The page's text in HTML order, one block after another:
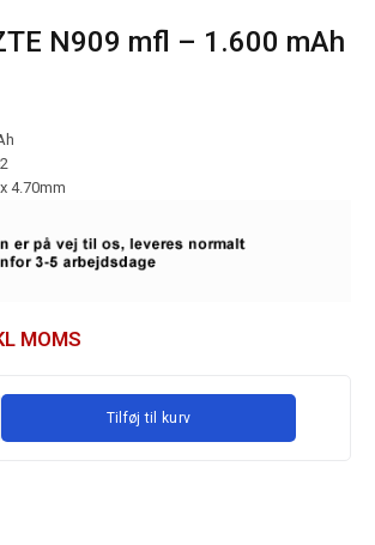
N909 mfl – 1.600 mAh
4.70mm
MOMS
Tilføj til kurv